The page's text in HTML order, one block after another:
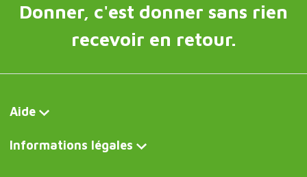
Donner, c'est donner sans rien
recevoir en retour.
Aide
Informations légales